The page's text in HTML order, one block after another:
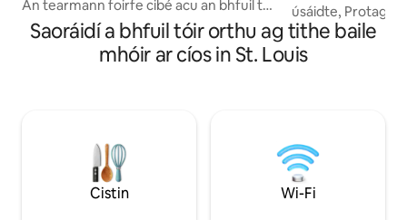
An tearmann foirfe cibé acu an bhfuil tú
sa bhaile mór le haghaidh oibre,
fóillíochta nó fanachta níos faide. Bain
sult as seomraí leapa príobháideacha
Tower Grove South, i gcroílár an oiread
sin rudaí atá le tairiscint in St. Louis. Níl tú
ach cúpla céim ó na siopaí caife, na
bialanna agus na beáir is fearr le daoine
úsáidte,
Farmer's Market,
agus beáir faoi
cathrach dhá stór
ar fáil ina gcuidiú
gearrthéarmach
spás
taitneamh a
Saoráidí a bhfuil tóir orthu ag tithe baile
mhóir ar cíos in St. Louis
Cistin Wi-Fi